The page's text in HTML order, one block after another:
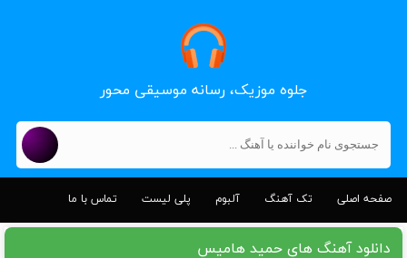
جلوه موزیک، رسانه موسیقی محور
صفحه اصلی تک آهنگ آلبوم پلی لیست تماس با ما
دانلود آهنگ های حمید هامیس